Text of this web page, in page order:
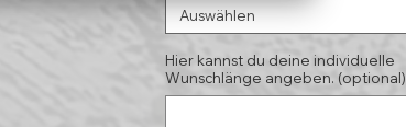
Auswählen
Hier kannst du deine individuelle
Wunschlänge angeben. (optional)